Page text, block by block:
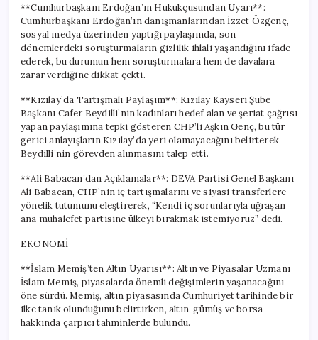
**Cumhurbaşkanı Erdoğan’ın Hukukçusundan Uyarı**:
Cumhurbaşkanı Erdoğan’ın danışmanlarından İzzet Özgenç,
sosyal medya üzerinden yaptığı paylaşımda, son
dönemlerdeki soruşturmaların gizlilik ihlali yaşandığını ifade
ederek, bu durumun hem soruşturmalara hem de davalara
zarar verdiğine dikkat çekti.
**Kızılay’da Tartışmalı Paylaşım**: Kızılay Kayseri Şube
Başkanı Cafer Beydilli’nin kadınları hedef alan ve şeriat çağrısı
yapan paylaşımına tepki gösteren CHP’li Aşkın Genç, bu tür
gerici anlayışların Kızılay’da yeri olamayacağını belirterek
Beydilli’nin görevden alınmasını talep etti.
**Ali Babacan’dan Açıklamalar**: DEVA Partisi Genel Başkanı
Ali Babacan, CHP’nin iç tartışmalarını ve siyasi transferlere
yönelik tutumunu eleştirerek, “Kendi iç sorunlarıyla uğraşan
ana muhalefet partisine ülkeyi bırakmak istemiyoruz” dedi.
EKONOMİ
**İslam Memiş’ten Altın Uyarısı**: Altın ve Piyasalar Uzmanı
İslam Memiş, piyasalarda önemli değişimlerin yaşanacağını
öne sürdü. Memiş, altın piyasasında Cumhuriyet tarihinde bir
ilke tanık olunduğunu belirtirken, altın, gümüş ve borsa
hakkında çarpıcı tahminlerde bulundu.